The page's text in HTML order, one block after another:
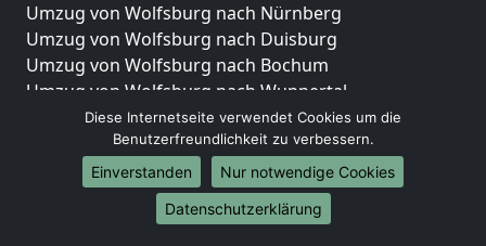
Umzug von Wolfsburg nach Nürnberg
Umzug von Wolfsburg nach Duisburg
Umzug von Wolfsburg nach Bochum
Umzug von Wolfsburg nach Wuppertal
Umzug von Wolfsburg nach Bielefeld
Umzug von Wolfsburg nach Bonn
Umzug von Wolfsburg nach Münster
Internationale-Umzüge
Diese Internetseite verwendet Cookies um die
Benutzerfreundlichkeit zu verbessern.
Einverstanden
Nur notwendige Cookies
Datenschutzerklärung